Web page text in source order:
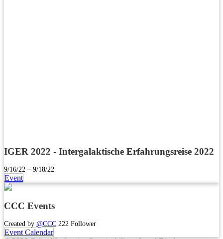
IGER 2022 - Intergalaktische Erfahrungsreise 2022
9/16/22 – 9/18/22
Event
CCC Events
Created by @CCC 222 Follower
Event Calendar